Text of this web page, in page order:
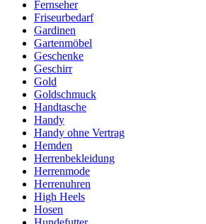
Fernseher
Friseurbedarf
Gardinen
Gartenmöbel
Geschenke
Geschirr
Gold
Goldschmuck
Handtasche
Handy
Handy ohne Vertrag
Hemden
Herrenbekleidung
Herrenmode
Herrenuhren
High Heels
Hosen